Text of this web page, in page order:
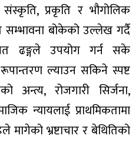
संस्कृति, प्रकृति र भौगोलिक
बोकेको उल्लेख गर्दै
ढङ्गले उपयोग गर्न सके
ल्याउन सकिने स्पष्ट
अन्त्य, रोजगारी सिर्जना,
न्यायलाई प्राथमिकतामा
भ्रष्टाचार र बेथितिको